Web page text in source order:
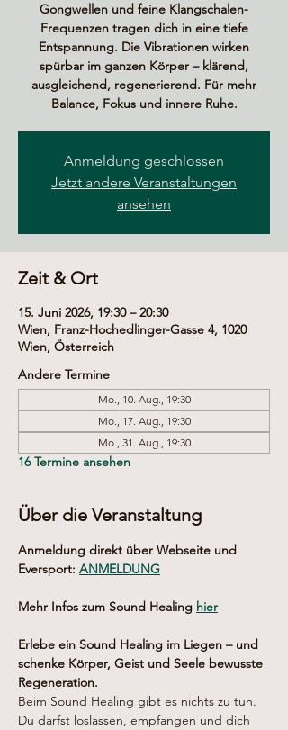
Gongwellen und feine Klangschalen-
Frequenzen tragen dich in eine tiefe
Entspannung. Die Vibrationen wirken
spürbar im ganzen Körper – klärend,
ausgleichend, regenerierend. Für mehr
Balance, Fokus und innere Ruhe.
Anmeldung geschlossen
Jetzt andere Veranstaltungen
ansehen
Zeit & Ort
15. Juni 2026, 19:30 – 20:30
Wien, Franz-Hochedlinger-Gasse 4, 1020
Wien, Österreich
Andere Termine
Mo., 10. Aug., 19:30
Mo., 17. Aug., 19:30
Mo., 31. Aug., 19:30
16 Termine ansehen
Über die Veranstaltung
Anmeldung direkt über Webseite und
Eversport: ANMELDUNG
Mehr Infos zum Sound Healing hier
Erlebe ein Sound Healing im Liegen – und
schenke Körper, Geist und Seele bewusste
Regeneration.
Beim Sound Healing gibt es nichts zu tun.
Du darfst loslassen, empfangen und dich